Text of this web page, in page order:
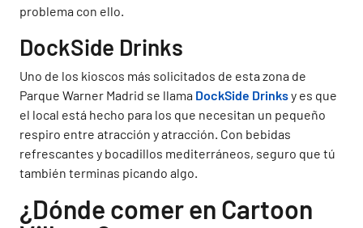
problema con ello.
DockSide Drinks
Uno de los kioscos más solicitados de esta zona de
Parque Warner Madrid se llama DockSide Drinksy es que
el local está hecho para los que necesitan un pequeño
respiro entre atracción y atracción. Con bebidas
refrescantes y bocadillos mediterráneos, seguro que tú
también terminas picando algo.
¿Dónde comer en Cartoon